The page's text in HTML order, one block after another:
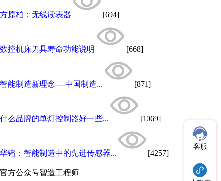
方原柏：无线读表器 [694]
数控机床刀具寿命功能说明 [668]
智能制造新理念----中国制造... [871]
什么品牌的单灯控制器好一些... [1069]
华镕：智能制造中的先进传感器... [4257]
官方公众号智造工程师
客服